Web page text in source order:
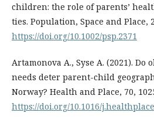
children: the role of parents’
ties. Population, Space and Place,
https://doi.org/10.1002/psp.2371
Artamonova A., Syse A. (2021). Do
needs deter parent-child
Norway? Health and Place, 70,
https://doi.org/10.1016/